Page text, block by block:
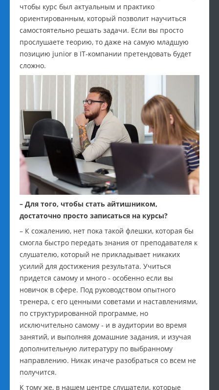
чтобы курс был актуальным и практико
ориентированным, который позволит научиться
самостоятельно решать задачи. Если вы просто
прослушаете теорию, то даже на самую младшую
позицию junior в IT-компании претендовать будет
сложно.
– Для того, чтобы стать айтишником,
достаточно просто записаться на курсы?
– К сожалению, нет пока такой флешки, которая бы
смогла быстро передать знания от преподавателя к
слушателю, который не прикладывает никаких
усилий для достижения результата. Учиться
придется самому и много - особенно если вы
новичок в сфере. Под руководством опытного
тренера, с его ценными советами и наставлениями,
по структурированной программе, но
исключительно самому - и в аудитории во время
занятий, и выполняя домашние задания, и изучая
дополнительную литературу по выбранному
направлению. Никак иначе разобраться со всем не
получится.
К тому же, в нашем центре слушатели, которые